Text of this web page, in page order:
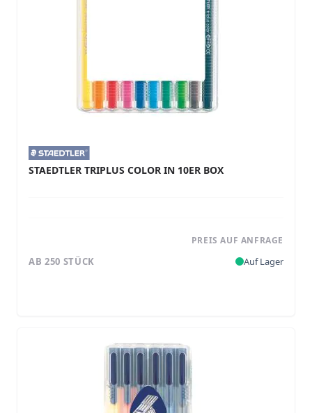
STAEDTLER TRIPLUS COLOR IN 10ER BOX
PREIS AUF ANFRAGE
AB 250 STÜCK Auf Lager